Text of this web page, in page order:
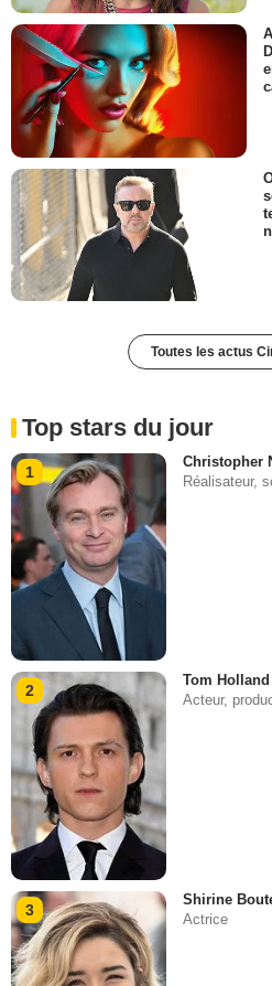
Toutes les actus
Top stars du jour
1
Christopher
Réalisateur,
2
Tom Holland
Acteur,
3
Shirine
Actrice